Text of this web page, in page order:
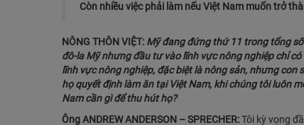
Còn nhiều việc phải làm nếu Việt Nam muốn trở
NÔNG THÔN VIỆT: Mỹ đang đứng thứ 11 trong tổng
đô-la Mỹ nhưng đầu tư vào lĩnh vực nông nghiệp chỉ
lĩnh vực nông nghiệp, đặc biệt là nông sản, nhưng
họ quyết định làm ăn tại Việt Nam, khi chúng tôi luôn
Nam cần gì để thu hút họ?
Ông ANDREW ANDERSON – SPRECHER:Tôi kỳ vọng